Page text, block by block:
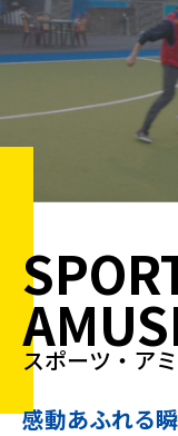
感動あふれる